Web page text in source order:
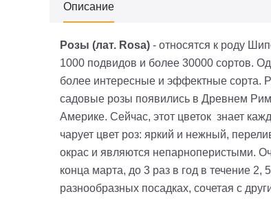
Описание
Розы (лат. Rosa) - относятся к роду
1000 подвидов и более 30000 сортов.
более интересные и эффектные сорта.
садовые розы появились в Древнем
Америке. Сейчас, этот цветок знает
чарует цвет роз: яркий и нежный,
окрас и являются непарноперистыми.
конца марта, до 3 раз в год в течение 2,
разнообразных посадках, сочетая с